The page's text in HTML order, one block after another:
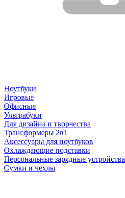
Ноутбуки
Игровые
Офисные
Ультрабуки
Для дизайна и творчества
Трансформеры 2в1
Аксессуары для ноутбуков
Охлаждающие подставки
Персональные зарядные устройства
Сумки и чехлы